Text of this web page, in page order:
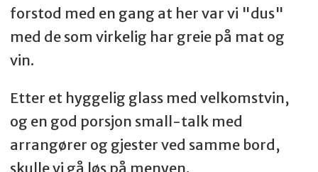
forstod med en gang at her var vi "dus"
med de som virkelig har greie på mat og
vin.
Etter et hyggelig glass med velkomstvin,
og en god porsjon small-talk med
arrangører og gjester ved samme bord,
skulle vi gå løs på menyen.